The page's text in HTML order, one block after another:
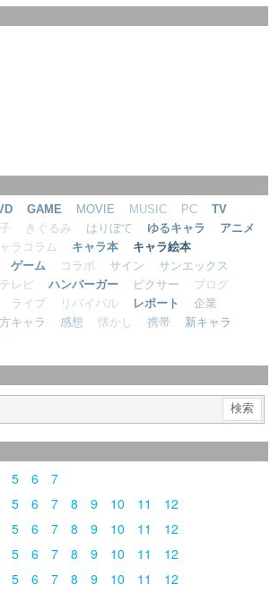
GAME MOVIE MUSIC PC
TV
きぐるみ はりぼて ゆるキャラ
アニメ
ラコラム キャラ本
キャラ絵本
ゲーム コラボ サイン
サンエックス
テレビ ハンバーガー ピクサー
ブログ
ライブ リバイバル レポート
企業
キャラ 感想 懐かし 携帯
新キャラ
5 6
7
5 6 7 8 9 10 11
12
5 6 7 8 9 10 11
12
5 6 7 8 9 10 11
12
5 6 7 8 9 10 11
12